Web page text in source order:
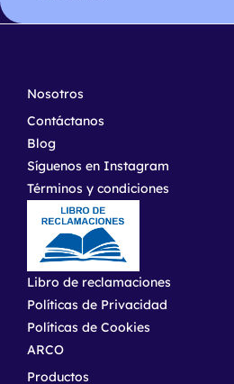
Nosotros
Contáctanos
Blog
Síguenos en Instagram
Términos y condiciones
Libro de reclamaciones
Políticas de Privacidad
Políticas de Cookies
ARCO
Productos